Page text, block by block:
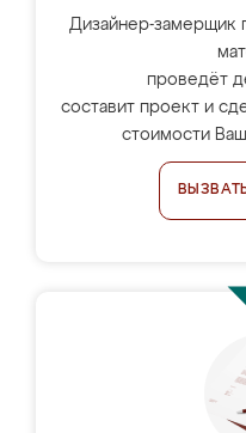
Дизайнер-замерщик
проведёт
составит проект и
стоимости